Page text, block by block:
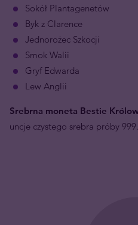
Sokół Plantagenetów
Byk z Clarence
Jednorożec Szkocji
Smok Walii
Gryf Edwarda
Lew Anglii
Srebrna moneta Bestie
uncje czystego srebra próby